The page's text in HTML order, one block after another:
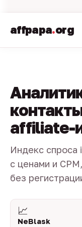
affpapa.org
affiliate-
Индекс спроса
с ценами и
без
📈
NeBlask